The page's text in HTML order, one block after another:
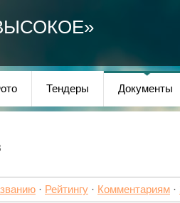
Тендеры Документы
· Рейтингу · Комментариям ·